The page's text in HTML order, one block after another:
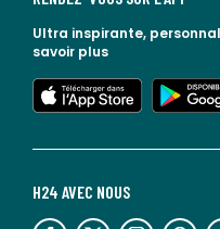
H24 AVEC NOUS
lien vers l'espace réseaux sociaux lien vers l'espace réseaux sociaux lien vers l'espace réseaux sociaux lien vers l'espace réseaux sociaux lien
Ultra inspirante,
savoir plus
lien vers l'app store
lien vers google play